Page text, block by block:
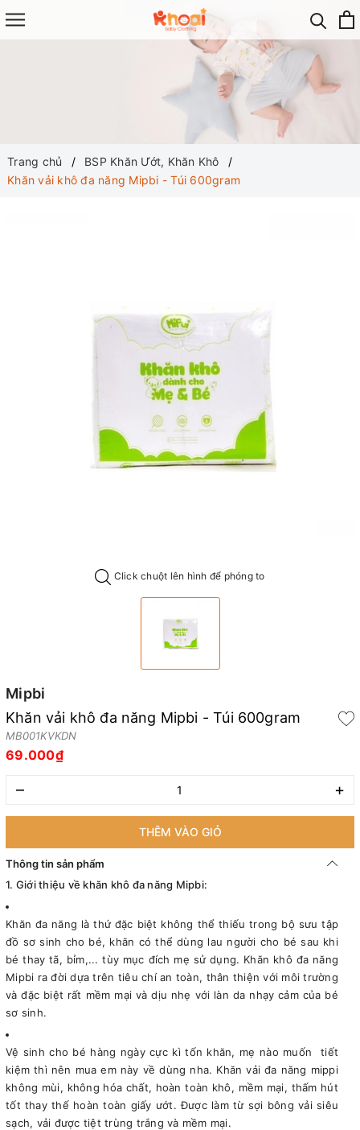
Trang chủ
BSP Khăn Ướt, Khăn Khô
Khăn vải khô đa năng Mipbi - Túi 600gram
Click chuột lên hình để phóng to
Mipbi
Khăn vải khô đa năng Mipbi - Túi 600gram
MB001KVKDN
69.000₫
– +
THÊM VÀO GIỎ
Thông tin sản phẩm
1. Giới thiệu về khăn khô đa năng Mipbi:
Khăn đa năng là thứ đặc biệt không thể thiếu trong bộ sưu tập
đồ sơ sinh cho bé, khăn có thể dùng lau người cho bé sau khi
bé thay tã, bỉm,... tùy mục đích mẹ sử dụng. Khăn khô đa năng
Mipbi ra đời dựa trên tiêu chí an toàn, thân thiện với môi trường
và đặc biệt rất mềm mại và dịu nhẹ với làn da nhạy cảm của bé
sơ sinh.
Vệ sinh cho bé hàng ngày cực kì tốn khăn, mẹ nào muốn tiết
kiệm thì nên mua em này về dùng nha. Khăn vải đa năng mippi
không mùi, không hóa chất, hoàn toàn khô, mềm mại, thấm hút
tốt thay thế hoàn toàn giấy ướt. Được làm từ sợi bông vải siêu
sạch, vải được tiệt trùng trắng và mềm mại.